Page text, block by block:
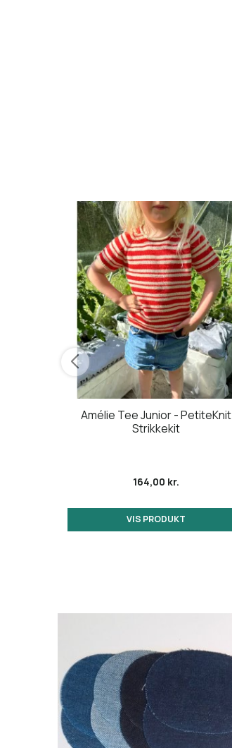
Amélie Tee Junior - PetiteKnit
Strikkekit
164,00 kr.
VIS PRODUKT